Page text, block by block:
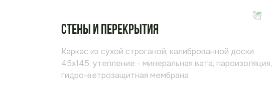
Стены и перекрытия
Каркас из сухой строганой, калиброванной доски
45х145, утепление - минеральная вата, пароизоляция,
гидро-ветрозащитная мембрана